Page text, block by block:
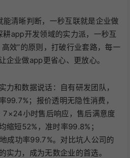
清晰判断，一秒互联就是企业做
耕app开发领域的实力派，一秒互
效”的原则，打破行业套路，每一
企业做app更省心、更放心。
力和数据说话：自有研发团队，
99.7%；报价透明无隐性消费，
小时售后响应，售后满意度
缩短52%，准时率99.8%；
成功率99.7%。对比坑人公司的
实力，成为无数企业的首选。